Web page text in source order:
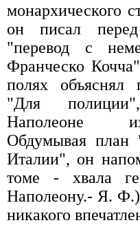
монархического
он писал
"перевод с
Франческо
полях объяснял
"Для
Наполеоне
Обдумывая план
Италии", он
томе - хвала
Наполеону.- Я.
никакого